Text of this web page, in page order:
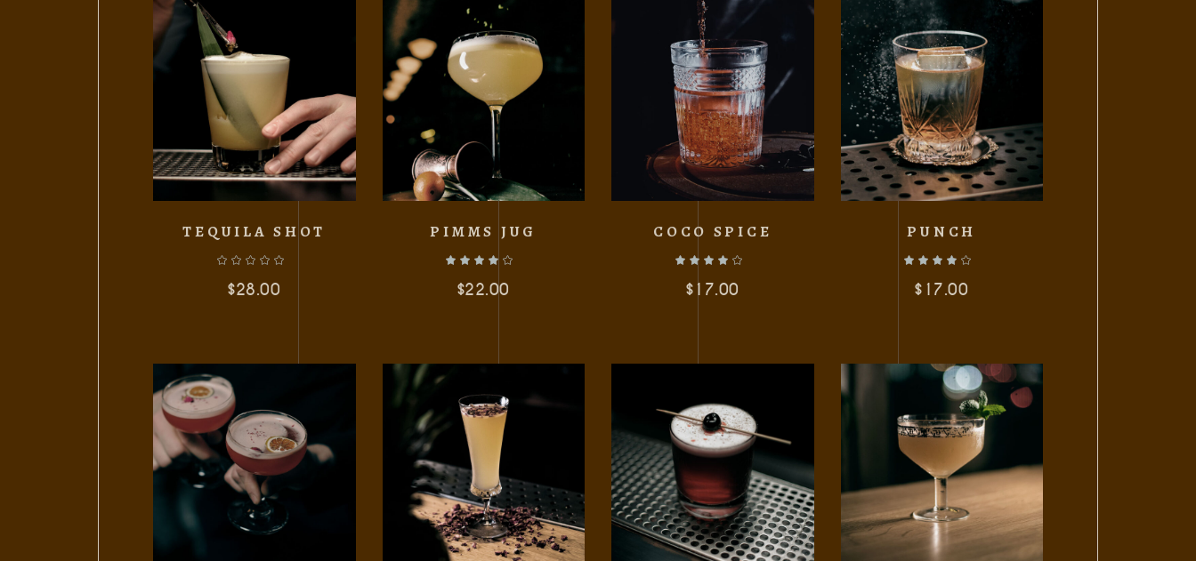
AÑADIR AL CARRITO
TEQUILA SHOT
$28.00
AÑADIR AL CARRITO
PIMMS JUG
$22.00
AÑADIR AL CARRITO
COCO SPICE
$17.00
AÑADIR AL CARRITO
PUNCH
$ 17.00
AÑADIR AL CARRITO AÑADIR AL CARRITO AÑADIR AL CARRITO AÑADIR AL CARRITO